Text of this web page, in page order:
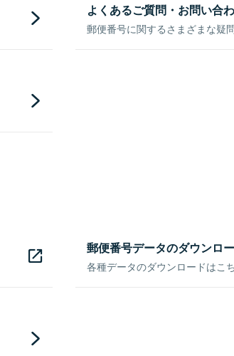
よくあるご質問・お問い合
郵便番号に関するさまざまな疑
郵便番号データのダウンロ
各種データのダウンロードはこ